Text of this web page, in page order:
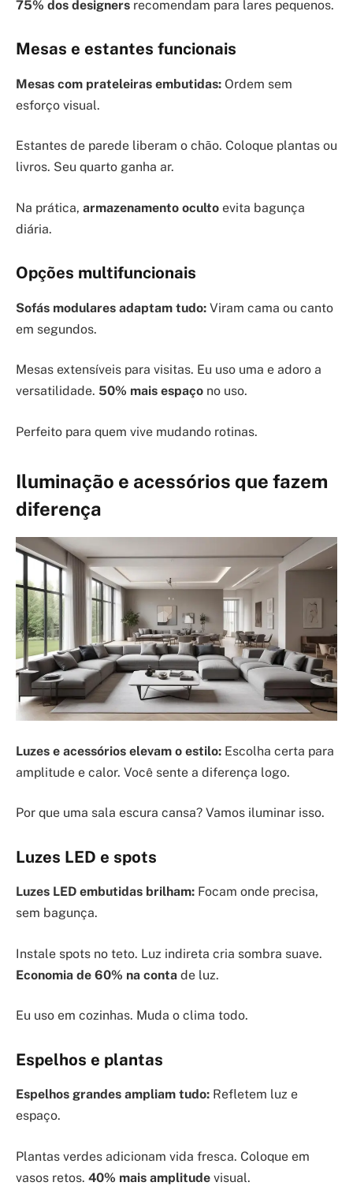
75% dos designers recomendam para lares pequenos.
Mesas e estantes funcionais
Mesas com prateleiras embutidas: Ordem sem
esforço visual.
Estantes de parede liberam o chão. Coloque plantas ou
livros. Seu quarto ganha ar.
Na prática, armazenamento oculto evita bagunça
diária.
Opções multifuncionais
Sofás modulares adaptam tudo: Viram cama ou canto
em segundos.
Mesas extensíveis para visitas. Eu uso uma e adoro a
versatilidade. 50% mais espaço no uso.
Perfeito para quem vive mudando rotinas.
Iluminação e acessórios que fazem
diferença
Luzes e acessórios elevam o estilo: Escolha certa para
amplitude e calor. Você sente a diferença logo.
Por que uma sala escura cansa? Vamos iluminar isso.
Luzes LED e spots
Luzes LED embutidas brilham: Focam onde precisa,
sem bagunça.
Instale spots no teto. Luz indireta cria sombra suave.
Economia de 60% na conta de luz.
Eu uso em cozinhas. Muda o clima todo.
Espelhos e plantas
Espelhos grandes ampliam tudo: Refletem luz e
espaço.
Plantas verdes adicionam vida fresca. Coloque em
vasos retos. 40% mais amplitude visual.